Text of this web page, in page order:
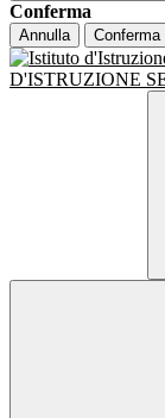
Conferma
Annulla Conferma
D'ISTRUZIONE